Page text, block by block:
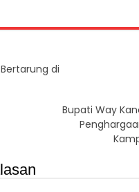
di
Bupati Way